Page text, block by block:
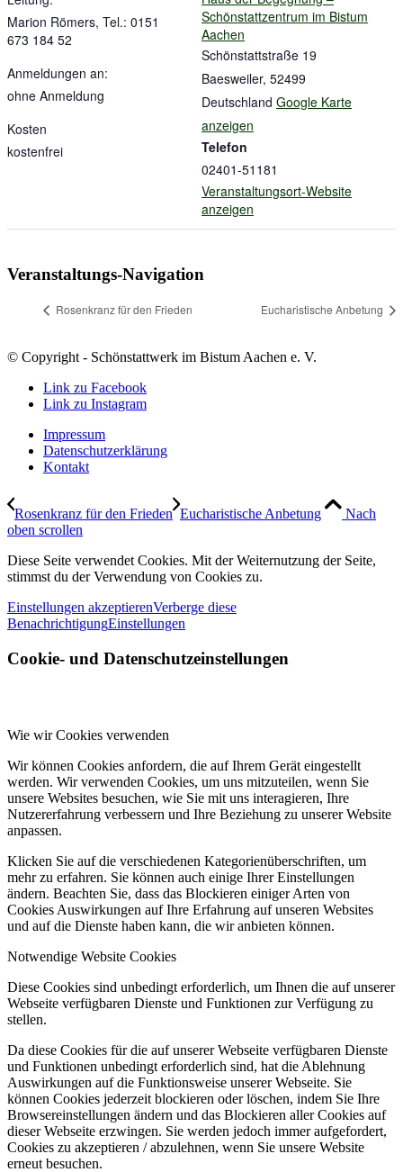
Schönstattzentrum im Bistum
Aachen
Schönstattstraße 19
Baesweiler, 52499
Deutschland Google Karte
anzeigen
Telefon
02401-51181
Veranstaltungsort-Website
anzeigen
Marion Römers, Tel.: 0151
673 184 52
Anmeldungen an:
ohne Anmeldung
Kosten
kostenfrei
Veranstaltungs-Navigation
Rosenkranz für den Frieden Eucharistische Anbetung
© Copyright - Schönstattwerk im Bistum Aachen e. V.
Link zu Facebook
Link zu Instagram
Impressum
Datenschutzerklärung
Kontakt
Rosenkranz für den Frieden Eucharistische Anbetung
Nach
oben scrollen
Diese Seite verwendet Cookies. Mit der Weiternutzung der Seite,
stimmst du der Verwendung von Cookies zu.
Einstellungen akzeptierenVerberge diese
BenachrichtigungEinstellungen
Cookie- und Datenschutzeinstellungen
Wie wir Cookies verwenden
Wir können Cookies anfordern, die auf Ihrem Gerät eingestellt
werden. Wir verwenden Cookies, um uns mitzuteilen, wenn Sie
unsere Websites besuchen, wie Sie mit uns interagieren, Ihre
Nutzererfahrung verbessern und Ihre Beziehung zu unserer Website
anpassen.
Klicken Sie auf die verschiedenen Kategorienüberschriften, um
mehr zu erfahren. Sie können auch einige Ihrer Einstellungen
ändern. Beachten Sie, dass das Blockieren einiger Arten von
Cookies Auswirkungen auf Ihre Erfahrung auf unseren Websites
und auf die Dienste haben kann, die wir anbieten können.
Notwendige Website Cookies
Diese Cookies sind unbedingt erforderlich, um Ihnen die auf unserer
Webseite verfügbaren Dienste und Funktionen zur Verfügung zu
stellen.
Da diese Cookies für die auf unserer Webseite verfügbaren Dienste
und Funktionen unbedingt erforderlich sind, hat die Ablehnung
Auswirkungen auf die Funktionsweise unserer Webseite. Sie
können Cookies jederzeit blockieren oder löschen, indem Sie Ihre
Browsereinstellungen ändern und das Blockieren aller Cookies auf
dieser Webseite erzwingen. Sie werden jedoch immer aufgefordert,
Cookies zu akzeptieren / abzulehnen, wenn Sie unsere Website
erneut besuchen.